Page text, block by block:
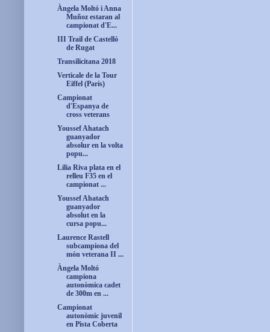
Àngela Moltó i Anna
Muñoz estaran al
campionat d'E...
III Trail de Castelló
de Rugat
Transilicitana 2018
Verticale de la Tour
Eiffel (París)
Campionat
d'Espanya de
cross veterans
Youssef Ahatach
guanyador
absolur en la volta
popu...
Lilia Riva plata en el
relleu F35 en el
campionat ...
Youssef Ahatach
guanyador
absolut en la
cursa popu...
Laurence Rastell
subcampiona del
món veterana II ...
Àngela Moltó
campiona
autonòmica cadet
de 300m en ...
Campionat
autonòmic juvenil
en Pista Coberta